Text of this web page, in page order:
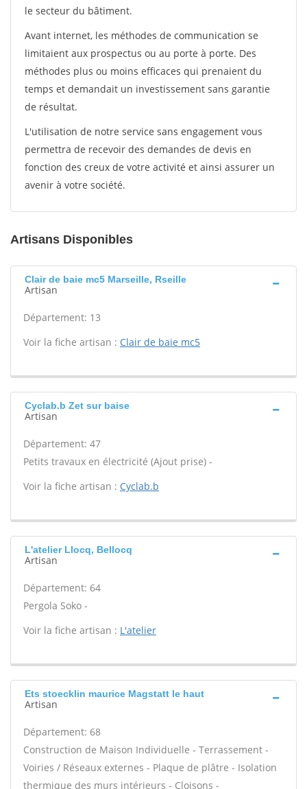
le secteur du bâtiment.
Avant internet, les méthodes de communication se
limitaient aux prospectus ou au porte à porte. Des
méthodes plus ou moins efficaces qui prenaient du
temps et demandait un investissement sans garantie
de résultat.
L'utilisation de notre service sans engagement vous
permettra de recevoir des demandes de devis en
fonction des creux de votre activité et ainsi assurer un
avenir à votre société.
Artisans Disponibles
Clair de baie mc5 Marseille, Rseille
Artisan
Département: 13
Voir la fiche artisan : Clair de baie mc5
Cyclab.b Zet sur baise
Artisan
Département: 47
Petits travaux en électricité (Ajout prise) -
Voir la fiche artisan : Cyclab.b
L'atelier Llocq, Bellocq
Artisan
Département: 64
Pergola Soko -
Voir la fiche artisan : L'atelier
Ets stoecklin maurice Magstatt le haut
Artisan
Département: 68
Construction de Maison Individuelle - Terrassement -
Voiries / Réseaux externes - Plaque de plâtre - Isolation
thermique des murs intérieurs - Cloisons -